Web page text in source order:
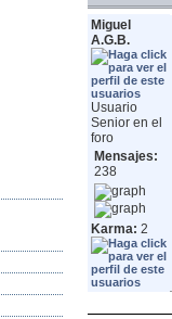
Miguel
A.G.B.
Usuario
Senior en el
foro
Mensajes:
238
Karma: 2